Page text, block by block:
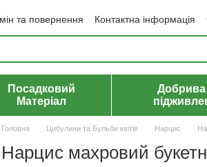
та повернення Контактна інформація
Політика конфіденційності Договір
Посадковий
Матеріал
Добрива
Головна Цибулини та Бульби квітів Нарцис
Нарцис махровий